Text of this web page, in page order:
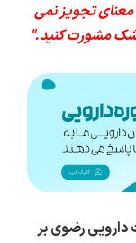
تجویز نمی
مشورت کنید."
رضوی بر